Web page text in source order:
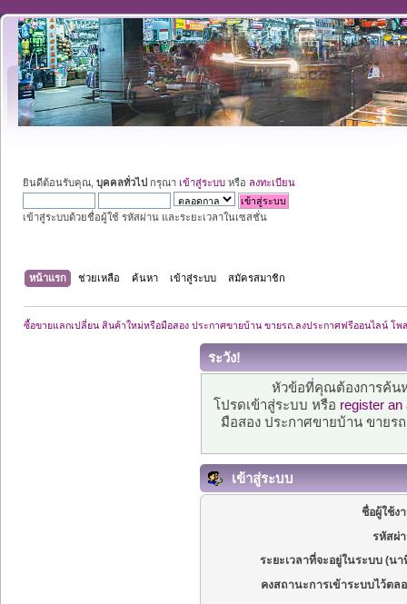
ยินดีต้อนรับคุณ, บุคคลทั่วไป กรุณา เข้าสู่ระบบ หรือ ลงทะเบียน
เข้าสู่ระบบด้วยชื่อผู้ใช้ รหัสผ่าน และระยะเวลาในเซสชั่น
หน้าแรก ช่วยเหลือ ค้นหา เข้าสู่ระบบ สมัครสมาชิก
ซื้อขายแลกเปลี่ยน สินค้าใหม่หรือมือสอง ประกาศขายบ้าน ขายรถ.ลงประกาศฟรีออนไลน์ โ
ระวัง!
หัวข้อที่คุณต้องการค้น
โปรดเข้าสู่ระบบ หรือ register an
มือสอง ประกาศขายบ้าน ขายร
เข้าสู่ระบบ
ชื่อผู้ใช้ง
รหัสผ่
ระยะเวลาที่จะอยู่ในระบบ (นา
คงสถานะการเข้าระบบไว้ตล